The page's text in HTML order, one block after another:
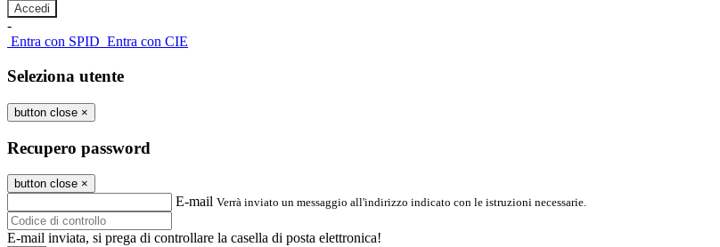
-
Entra con SPID Entra con CIE
Seleziona utente
button close ×
Recupero password
button close ×
E-mail Verrà inviato un messaggio all'indirizzo indicato con le istruzioni necessarie.
E-mail inviata, si prega di controllare la casella di posta elettronica!